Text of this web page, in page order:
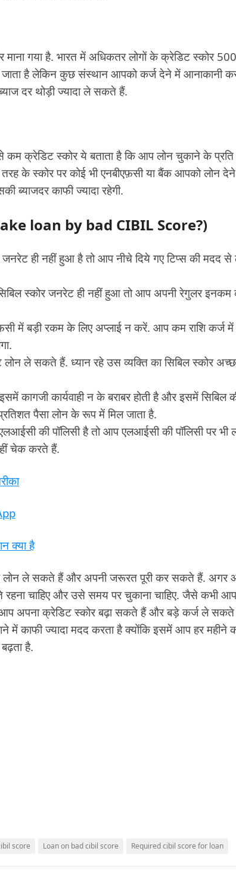
गया है. भारत में अधिकतर लोगों के क्रेडिट स्कोर
है लेकिन कुछ संस्थान आपको कर्ज देने में आनाकानी
दर थोड़ी ज्यादा ले सकते हैं.
कम क्रेडिट स्कोर ये बताता है कि आप लोन चुकाने के प्रति
के स्कोर पर कोई भी एनबीएफ़सी या बैंक आपको लोन
ब्याजदर काफी ज्यादा रहेगी.
take loan by bad CIBIL Score?)
ही नहीं हुआ है तो आप नीचे दिये गए टिप्स की मदद से
स्कोर जनरेट ही नहीं हुआ तो आप अपनी रेगुलर इनकम
में बड़ी रकम के लिए अप्लाई न करें. आप कम राशि कर्ज
ले सकते हैं. ध्यान रहे उस व्यक्ति का सिबिल स्कोर
कागजी कार्यवाही न के बराबर होती है और इसमें सिबिल
पैसा लोन के रूप में मिल जाता है.
की पॉलिसी है तो आप एलआईसी की पॉलिसी पर भी
चेक करते हैं.
क्या है
लोन ले सकते हैं और अपनी जरूरत पूरी कर सकते हैं. अगर
रहना चाहिए और उसे समय पर चुकाना चाहिए. जैसे कभी
आप अपना क्रेडिट स्कोर बढ़ा सकते हैं और बड़े कर्ज ले
में काफी ज्यादा मदद करता है क्योंकि इसमें आप हर महीने
है.
score Loan on bad cibil score Required cibil score for loan